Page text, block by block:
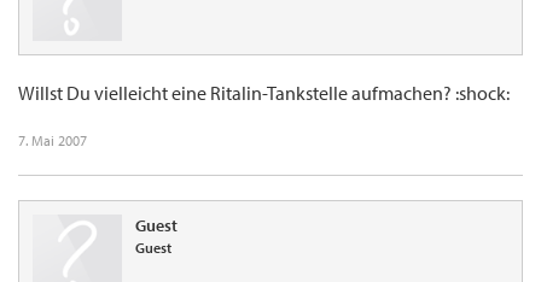
Willst Du vielleicht eine Ritalin-Tankstelle aufmachen? :shock:
7. Mai 2007
Guest
Guest